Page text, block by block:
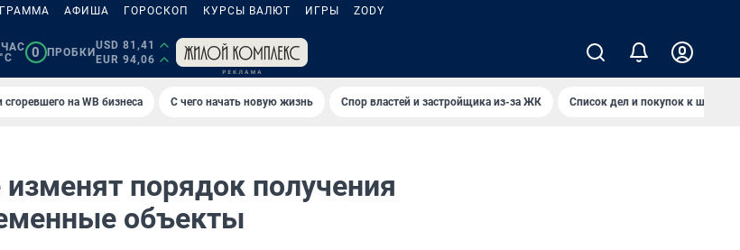
АФИША ГОРОСКОП КУРСЫ ВАЛЮТ ИГРЫ ZODY
0 ПРОБКИ
USD 81,41
EUR 94,06
на WB бизнеса С чего начать новую жизнь Спор властей и застройщика из-за ЖК Список дел и покупок к школе
порядок получения
объекты